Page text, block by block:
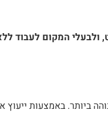
ולבעלי המקום לעבוד
ביותר. באמצעות ייעוץ